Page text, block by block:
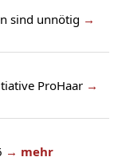
sind unnötig →
ProHaar →
→ mehr